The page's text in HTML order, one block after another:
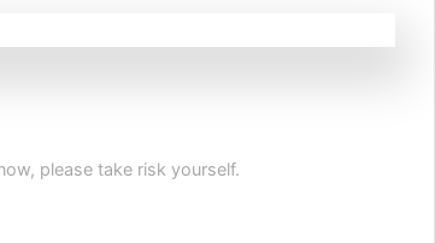
please take risk yourself.